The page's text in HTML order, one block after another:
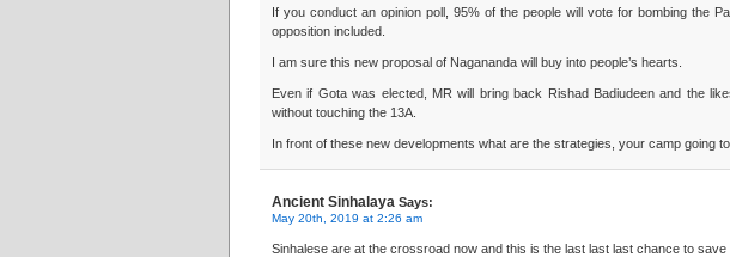
If you conduct an opinion poll, 95% of the people will vote for bombing the
opposition included.
I am sure this new proposal of Nagananda will buy into people’s hearts.
Even if Gota was elected, MR will bring back Rishad Badiudeen and the
without touching the 13A.
In front of these new developments what are the strategies, your camp going
Ancient Sinhalaya Says:
May 20th, 2019 at 2:26 am
Sinhalese are at the crossroad now and this is the last last last chance to save